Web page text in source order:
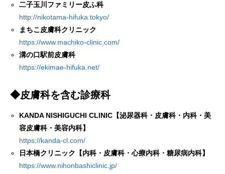
二子玉川ファミリー皮ふ科
http://nikotama-hifuka.tokyo/
まちこ皮膚科クリニック
https://www.machiko-clinic.com/
溝の口駅前皮膚科
https://ekimae-hifuka.net/
◆皮膚科を含む診療科
KANDA NISHIGUCHI CLINIC【泌尿器科・皮膚科・内科・美
容皮膚科・美容内科】
https://kanda-cl.com/
日本橋クリニック【内科・皮膚科・心療内科・糖尿病内科】
https://www.nihonbashiclinic.jp/